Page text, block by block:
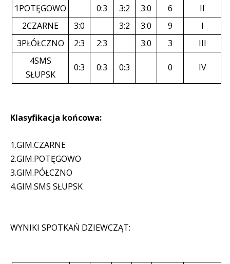
1POTĘGOWO 0:3 3:2 3:0 6
II
2CZARNE
3:0 3:2 3:0 9
I
3PŁÓŁCZNO
2:3 2:3 3:0 3
III
4SMS
SŁUPSK
0:3 0:3 0:3 0 IV
Klasyfikacja końcowa:
1.GIM.CZARNE
2.GIM.POTĘGOWO
3.GIM.PÓŁCZNO
4.GIM.SMS SŁUPSK
WYNIKI SPOTKAŃ DZIEWCZĄT: